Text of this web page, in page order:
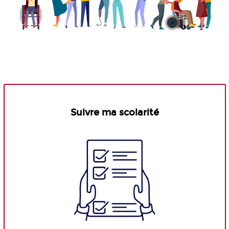
Suivre ma scolarité